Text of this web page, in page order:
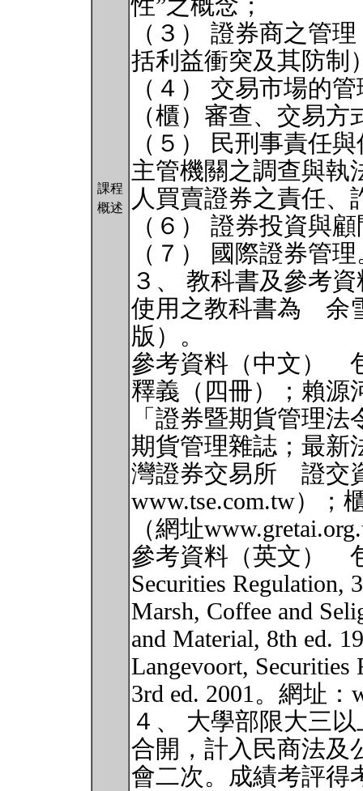
課程
概述
性”之概念；
（３） 證券商之管
括利益衝突及其防制
（４） 交易市場的
（櫃）審查、交易
（５） 民刑事責任
主管機關之調查與執
人買賣證券之責任、
（６） 證券投資與
（７） 國際證券管
３、 教科書及參考
使用之教科書為 余
版）。
參考資料（中文）
釋義（四冊）；賴
「證券暨期貨管理
期貨管理雜誌；最新
灣證券交易所 證交
www.tse.com.tw）
（網址
參考資料（英文）
Securities Regulation,
Marsh, Coffee and
and Material, 8th ed.
Langevoort, Securities
3rd ed. 2001。網址：
４、 大學部限大三
合開，計入民商法及
會二次。成績考評得